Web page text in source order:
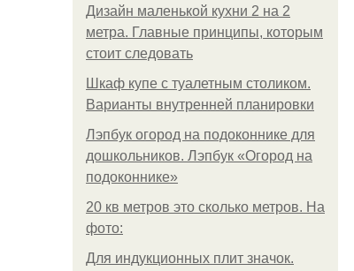
Дизайн маленькой кухни 2 на 2
метра. Главные принципы, которым
стоит следовать
Шкаф купе с туалетным столиком.
Варианты внутренней планировки
Лэпбук огород на подоконнике для
дошкольников. Лэпбук «Огород на
подоконнике»
20 кв метров это сколько метров. На
фото:
Для индукционных плит значок.